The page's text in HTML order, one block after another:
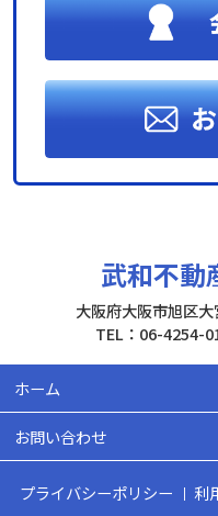
武和不動
大阪府大阪市旭区
TEL：06-4254-
ホーム
お問い合わせ
プライバシーポリシー 利